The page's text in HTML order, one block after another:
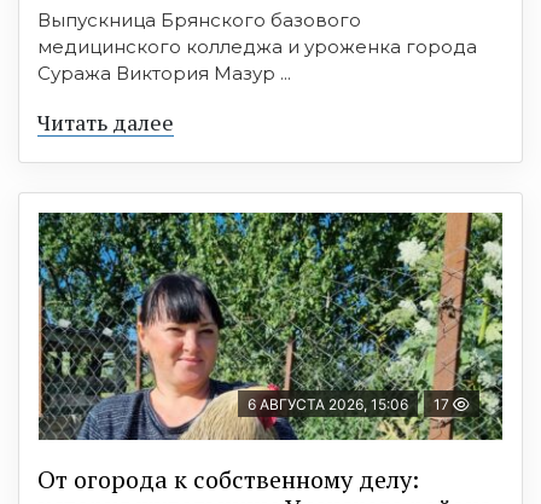
Выпускница Брянского базового
медицинского колледжа и уроженка города
Суража Виктория Мазур ...
Читать далее
6 АВГУСТА 2026, 15:06 17
От огорода к собственному делу: